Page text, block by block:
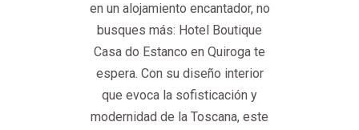
en un alojamiento encantador, no
busques más: Hotel Boutique
Casa do Estanco en Quiroga te
espera. Con su diseño interior
que evoca la sofisticación y
modernidad de la Toscana, este